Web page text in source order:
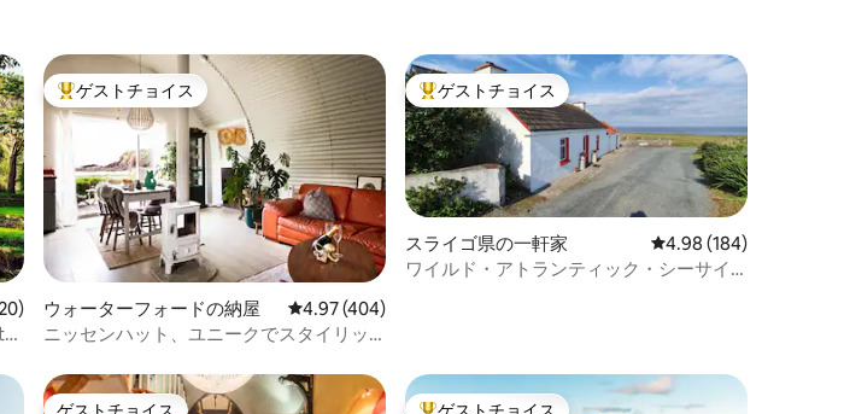
件、5つ星中4.96つ星の平均評価
大好評のゲストチョイスです。
ゲストチョイス
ウォーターフォードの納屋 レビュー404件、5つ星中4.97つ星の平均評価
4.97 (404)
ニッセンハット、ユニークでスタイリッ
大好評のゲストチョイスです。
ゲストチョイス
スライゴ県の一軒家 レビュー184件、5つ
4.98 (184)
ワイルド・アトランティック・シーサイ